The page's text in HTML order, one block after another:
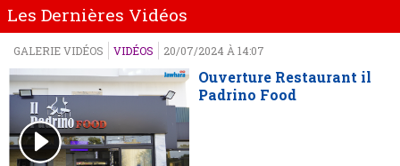
Les Dernières Vidéos
GALERIE VIDÉOS VIDÉOS 20/07/2024 À 14:07
Ouverture Restaurant il
Padrino Food